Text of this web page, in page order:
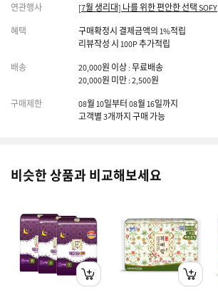
연관행사 [7월 생리대] 나를 위한 편안한 선택 SOFY
혜택
구매확정시 결제금액의 1%적립
리뷰작성 시 100P 추가적립
배송
20,000원 이상 : 무료배송
20,000원 미만 : 2,500원
구매제한
08월 10일부터 08월 16일까지
고객별 3개까지 구매 가능
비슷한 상품과 비교해보세요